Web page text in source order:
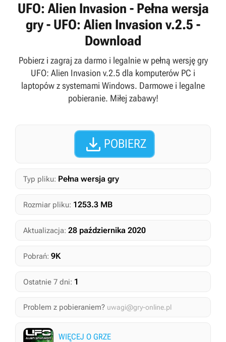
UFO: Alien Invasion - Pełna wersja
gry - UFO: Alien Invasion v.2.5 -
Download
Pobierz i zagraj za darmo i legalnie w pełną wersję gry
UFO: Alien Invasion v.2.5 dla komputerów PC i
laptopów z systemami Windows. Darmowe i legalne
pobieranie. Miłej zabawy!
 POBIERZ
Typ pliku: Pełna wersja gry
Rozmiar pliku: 1253.3 MB
Aktualizacja: 28 października 2020
Pobrań: 9K
Ostatnie 7 dni: 1
Problem z pobieraniem? uwagi@gry-online.pl
WIĘCEJ O GRZE